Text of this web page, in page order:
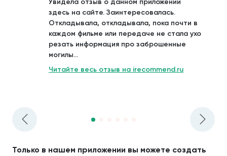
здесь на сайте. Заинтересовалась.
Откладывала, откладывала, пока почти в
каждом фильме или передаче не стала ухо
резать информация про заброшенные
могилы...
Читайте весь отзыв на irecommend.ru
Только в нашем приложении вы можете создать